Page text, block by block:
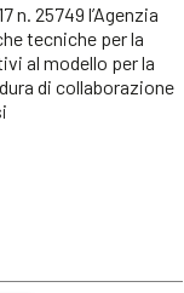
n. 25749 l’Agenzia
tecniche per la
al modello per la
di collaborazione